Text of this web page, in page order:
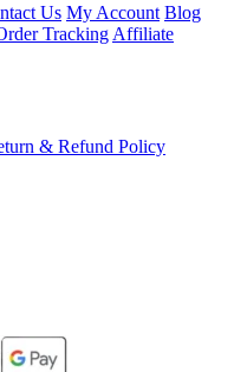
Us My Account Blog
Tracking Affiliate
& Refund Policy